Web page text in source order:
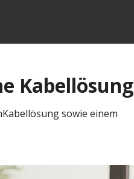
Kabellösung
sowie einem